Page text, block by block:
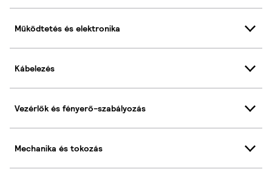
Működtetés és elektronika
Kábelezés
Vezérlők és fényerő-szabályozás
Mechanika és tokozás